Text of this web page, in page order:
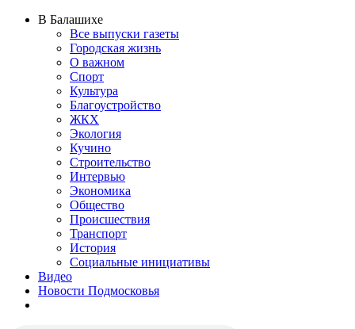
В Балашихе
Все выпуски газеты
Городская жизнь
О важном
Спорт
Культура
Благоустройство
ЖКХ
Экология
Кучино
Строительство
Интервью
Экономика
Общество
Происшествия
Транспорт
История
Социальные инициативы
Видео
Новости Подмосковья